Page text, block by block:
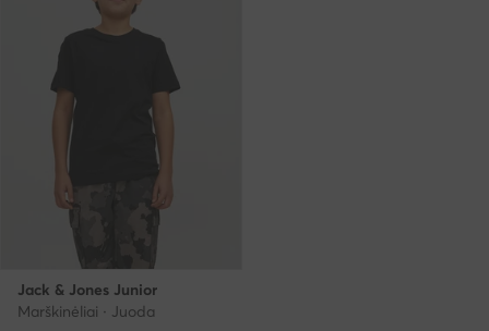
Jack & Jones Junior
Marškinėliai · Juoda